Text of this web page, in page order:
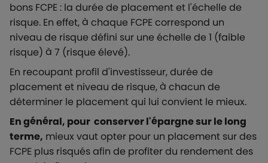
bons FCPE : la durée de placement et l'échelle de
risque. En effet, à chaque FCPE correspond un
niveau de risque défini sur une échelle de 1 (faible
risque) à 7 (risque élevé).
En recoupant profil d'investisseur, durée de
placement et niveau de risque, à chacun de
déterminer le placement qui lui convient le mieux.
En général, pour conserver l'épargne sur le long
terme, mieux vaut opter pour un placement sur des
FCPE plus risqués afin de profiter du rendement des